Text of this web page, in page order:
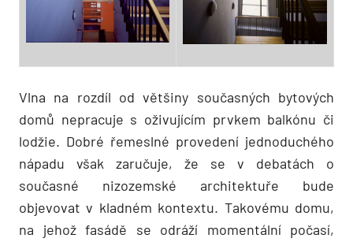
Vlna na rozdíl od většiny současných bytových
domů nepracuje s oživujícím prvkem balkónu či
lodžie. Dobré řemeslné provedení jednoduchého
nápadu však zaručuje, že se v debatách o
současné nizozemské architektuře bude
objevovat v kladném kontextu. Takovému domu,
na jehož fasádě se odráží momentální počasí,